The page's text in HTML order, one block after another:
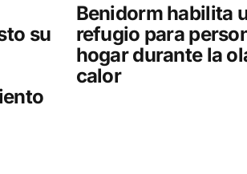
su
Benidorm habilita
refugio para
hogar durante la
calor